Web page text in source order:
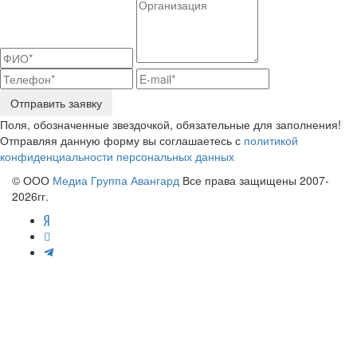
Отправить заявку
Поля, обозначенные звездочкой, обязательные для заполнения!
Отправляя данную форму вы соглашаетесь с политикой
конфиденциальности персональных данных
© ООО Медиа Группа Авангард Все права защищены 2007-
2026гг.